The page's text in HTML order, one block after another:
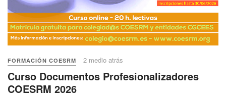
FORMACIÓN COESRM 2 medio atrás
Curso Documentos Profesionalizadores
COESRM 2026